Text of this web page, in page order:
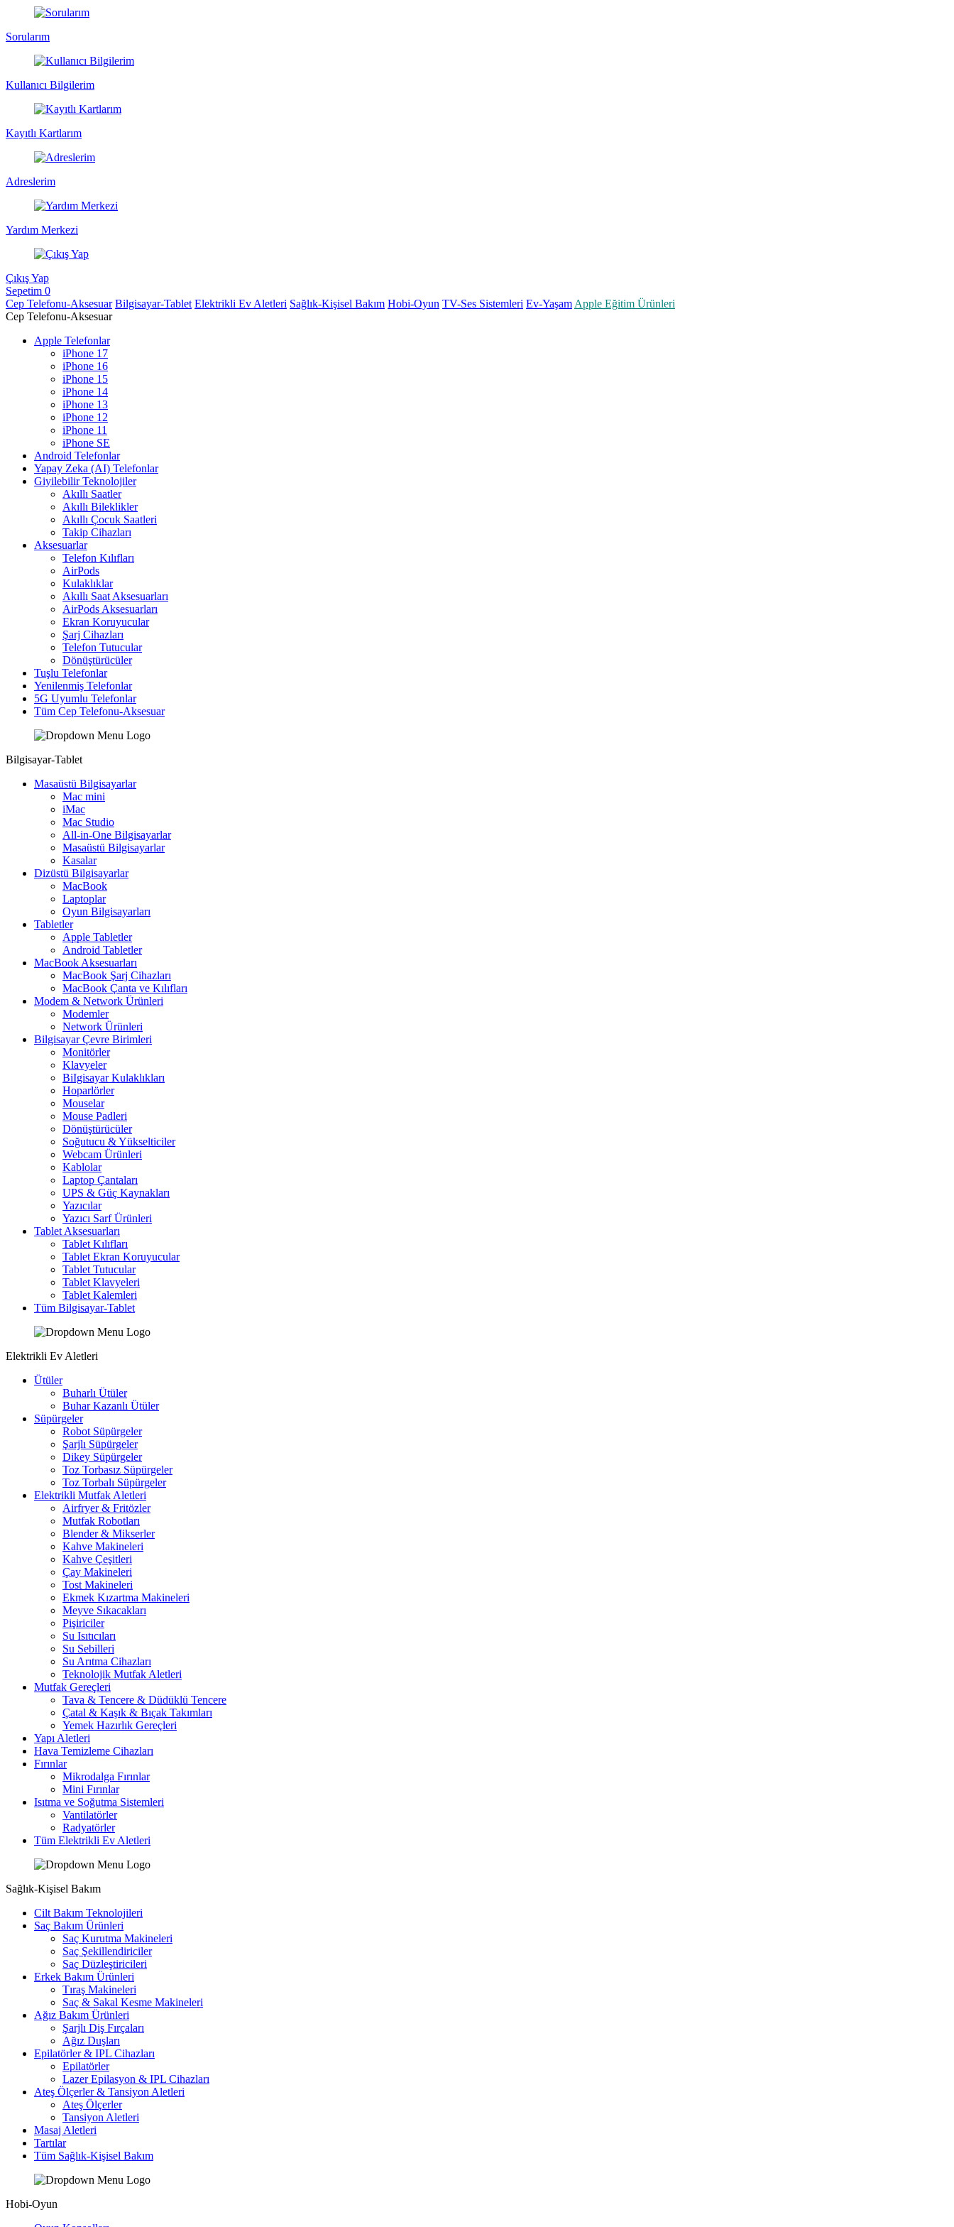
Sorularım
Kullanıcı Bilgilerim
Kayıtlı Kartlarım
Adreslerim
Yardım Merkezi
Çıkış Yap
Sepetim 0
Cep Telefonu-Aksesuar Bilgisayar-Tablet Elektrikli Ev Aletleri Sağlık-Kişisel Bakım Hobi-Oyun TV-Ses Sistemleri Ev-Yaşam Apple Eğitim Ürünleri
Cep Telefonu-Aksesuar
Apple Telefonlar
iPhone 17
iPhone 16
iPhone 15
iPhone 14
iPhone 13
iPhone 12
iPhone 11
iPhone SE
Android Telefonlar
Yapay Zeka (AI) Telefonlar
Giyilebilir Teknolojiler
Akıllı Saatler
Akıllı Bileklikler
Akıllı Çocuk Saatleri
Takip Cihazları
Aksesuarlar
Telefon Kılıfları
AirPods
Kulaklıklar
Akıllı Saat Aksesuarları
AirPods Aksesuarları
Ekran Koruyucular
Şarj Cihazları
Telefon Tutucular
Dönüştürücüler
Tuşlu Telefonlar
Yenilenmiş Telefonlar
5G Uyumlu Telefonlar
Tüm Cep Telefonu-Aksesuar
Bilgisayar-Tablet
Masaüstü Bilgisayarlar
Mac mini
iMac
Mac Studio
All-in-One Bilgisayarlar
Masaüstü Bilgisayarlar
Kasalar
Dizüstü Bilgisayarlar
MacBook
Laptoplar
Oyun Bilgisayarları
Tabletler
Apple Tabletler
Android Tabletler
MacBook Aksesuarları
MacBook Şarj Cihazları
MacBook Çanta ve Kılıfları
Modem & Network Ürünleri
Modemler
Network Ürünleri
Bilgisayar Çevre Birimleri
Monitörler
Klavyeler
BiIgisayar Kulaklıkları
Hoparlörler
Mouselar
Mouse Padleri
Dönüştürücüler
Soğutucu & Yükselticiler
Webcam Ürünleri
Kablolar
Laptop Çantaları
UPS & Güç Kaynakları
Yazıcılar
Yazıcı Sarf Ürünleri
Tablet Aksesuarları
Tablet Kılıfları
Tablet Ekran Koruyucular
Tablet Tutucular
Tablet Klavyeleri
Tablet Kalemleri
Tüm Bilgisayar-Tablet
Elektrikli Ev Aletleri
Ütüler
Buharlı Ütüler
Buhar Kazanlı Ütüler
Süpürgeler
Robot Süpürgeler
Şarjlı Süpürgeler
Dikey Süpürgeler
Toz Torbasız Süpürgeler
Toz Torbalı Süpürgeler
Elektrikli Mutfak Aletleri
Airfryer & Fritözler
Mutfak Robotları
Blender & Mikserler
Kahve Makineleri
Kahve Çeşitleri
Çay Makineleri
Tost Makineleri
Ekmek Kızartma Makineleri
Meyve Sıkacakları
Pişiriciler
Su Isıtıcıları
Su Sebilleri
Su Arıtma Cihazları
Teknolojik Mutfak Aletleri
Mutfak Gereçleri
Tava & Tencere & Düdüklü Tencere
Çatal & Kaşık & Bıçak Takımları
Yemek Hazırlık Gereçleri
Yapı Aletleri
Hava Temizleme Cihazları
Fırınlar
Mikrodalga Fırınlar
Mini Fırınlar
Isıtma ve Soğutma Sistemleri
Vantilatörler
Radyatörler
Tüm Elektrikli Ev Aletleri
Sağlık-Kişisel Bakım
Cilt Bakım Teknolojileri
Saç Bakım Ürünleri
Saç Kurutma Makineleri
Saç Şekillendiriciler
Saç Düzleştiricileri
Erkek Bakım Ürünleri
Tıraş Makineleri
Saç & Sakal Kesme Makineleri
Ağız Bakım Ürünleri
Şarjlı Diş Fırçaları
Ağız Duşları
Epilatörler & IPL Cihazları
Epilatörler
Lazer Epilasyon & IPL Cihazları
Ateş Ölçerler & Tansiyon Aletleri
Ateş Ölçerler
Tansiyon Aletleri
Masaj Aletleri
Tartılar
Tüm Sağlık-Kişisel Bakım
Hobi-Oyun